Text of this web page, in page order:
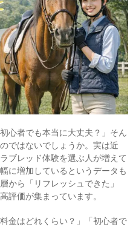
心者でも本当に大丈夫？」そん
ではないでしょうか。実は近
ブレッド体験を選ぶ人が増えて
に増加しているというデータも
から「リフレッシュできた」
評価が集まっています。
金はどれくらい？」「初心者で